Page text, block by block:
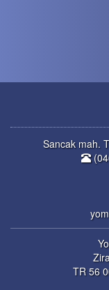
Sancak mah.
TR 56